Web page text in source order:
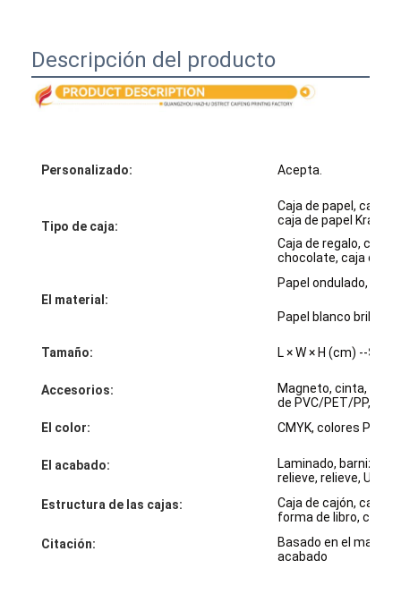
Inicio
Visita a la fábrica
Contáctenos
Noticias
Impresión de cajas de embalaje
Caja de empaquetado cosmética
Caja de embalaje de electrónica
bolsos de papel del regalo
Descripción del producto
Personalizado: Acepta.
Tipo de caja:
Caja de papel, caja
caja de papel Kraft,
Caja de regalo, caja
chocolate, caja de
El material:
Papel ondulado,
Papel blanco
Tamaño: L × W × H (cm) --
Accesorios:
Magneto, cinta,
de PVC/PET/PP, etc.
El color:
CMYK, colores
El acabado:
Laminado,
relieve, relieve, UV /
Estructura de las cajas:
Caja de cajón, caja
forma de libro, caja
Citación:
Basado en el
acabado